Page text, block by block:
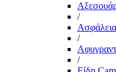
/
Ασφάλεια
/
/